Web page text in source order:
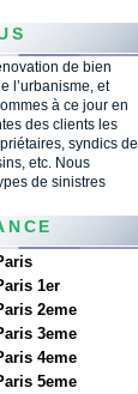
de bien
l’urbanisme, et
à ce jour en
des clients les
syndics de
etc. Nous
de sinistres
1er
2eme
3eme
4eme
5eme